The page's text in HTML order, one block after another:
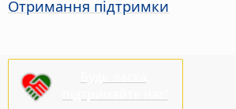
Отримання підтримки